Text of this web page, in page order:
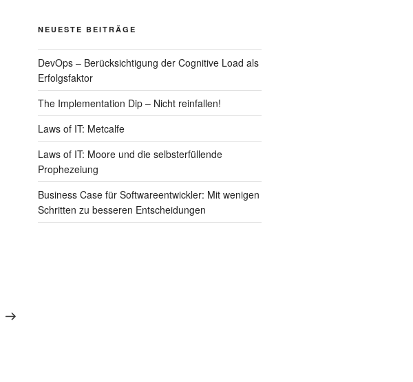
Beitrag
NEUESTE BEITRÄGE
DevOps – Berücksichtigung der Cognitive Load als
Erfolgsfaktor
The Implementation Dip – Nicht reinfallen!
Laws of IT: Metcalfe
Laws of IT: Moore und die selbsterfüllende
Prophezeiung
Business Case für Softwareentwickler: Mit wenigen
Schritten zu besseren Entscheidungen